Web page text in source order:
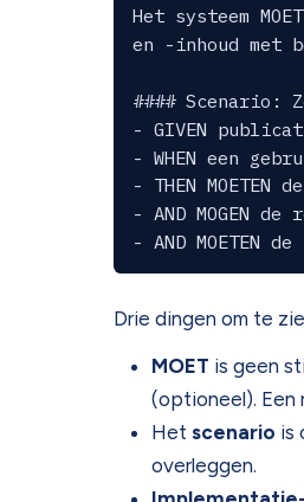
Het systeem
en -inhoud met
#### Scenario:
- GIVEN
- WHEN een
- THEN
- AND MOGEN
Drie dingen om te
MOET is geen
(optioneel). Een
Het scenario is
overleggen.